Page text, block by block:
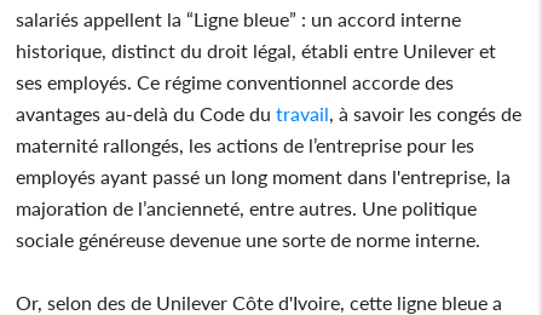
salariés appellent la “Ligne bleue” : un accord interne
historique, distinct du droit légal, établi entre Unilever et
ses employés. Ce régime conventionnel accorde des
avantages au-delà du Code du travail, à savoir les congés de
maternité rallongés, les actions de l’entreprise pour les
employés ayant passé un long moment dans l'entreprise, la
majoration de l’ancienneté, entre autres. Une politique
sociale généreuse devenue une sorte de norme interne.
Or, selon des de Unilever Côte d'Ivoire, cette ligne bleue a